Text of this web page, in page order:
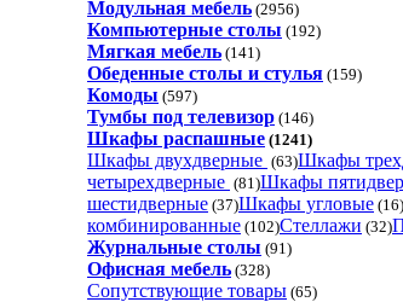
Модульная мебель (2956)
Компьютерные столы (192)
Мягкая мебель (141)
Обеденные cтолы и стулья (159)
Комоды (597)
Тумбы под телевизор (146)
Шкафы распашные (1241)
Шкафы двухдверные (63)Шкафы
четырехдверные (81)Шкафы
шестидверные (37)Шкафы угловые (16)
комбинированные (102)Стеллажи (32)
Журнальные столы (91)
Офисная мебель (328)
Сопутствующие товары (65)